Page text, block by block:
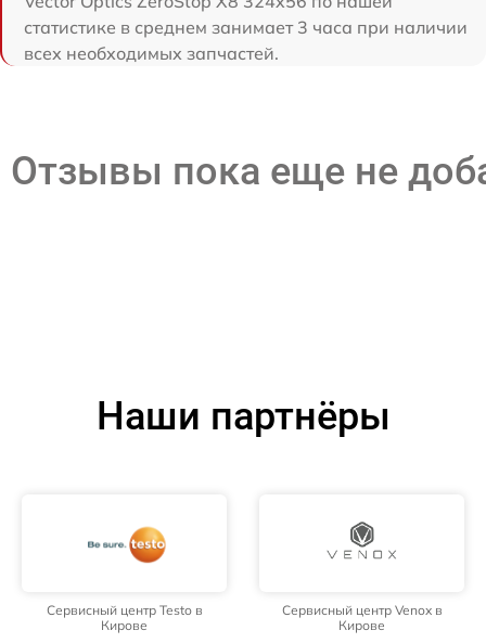
статистике в среднем занимает 3 часа при наличии
всех необходимых запчастей.
Отзывы пока еще не
Наши партнёры
Сервисный центр Testo в
Кирове
Сервисный центр Venox в
Кирове